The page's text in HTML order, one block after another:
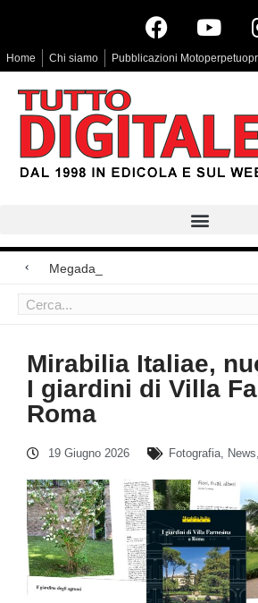
Home Chi siamo Pubblicazioni
Megadap M2RF, il pr
Arri Rental, evoluzioni in arrivo
Mirabilia Italiae,
I giardini di Villa
Roma
19 Giugno 2026 Fotografia, News,